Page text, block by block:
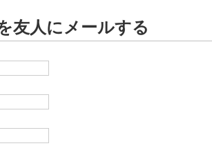
友人にメールする